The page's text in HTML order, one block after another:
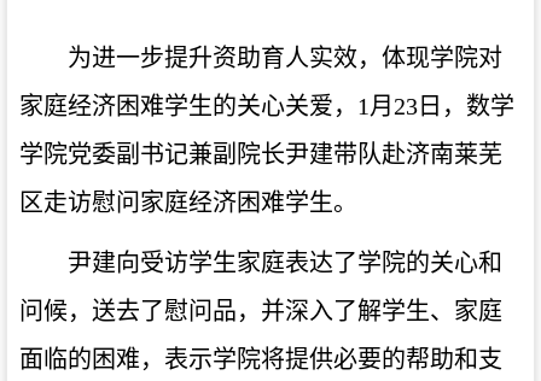
为进一步提升资助育人实效，体现学院对
家庭经济困难学生的关心关爱，1月23日，数学
学院党委副书记兼副院长尹建带队赴济南莱芜
区走访慰问家庭经济困难学生。
尹建向受访学生家庭表达了学院的关心和
问候，送去了慰问品，并深入了解学生、家庭
面临的困难，表示学院将提供必要的帮助和支